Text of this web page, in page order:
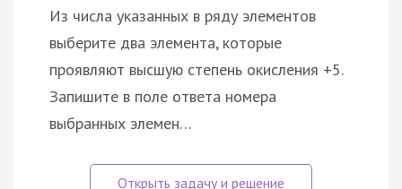
Из числа указанных в ряду элементов
выберите два элемента, которые
проявляют высшую степень окисления +5.
Запишите в поле ответа номера
выбранных элемен…